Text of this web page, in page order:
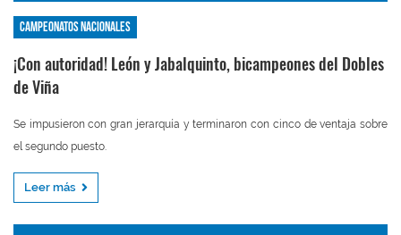
Campeonatos nacionales
¡Con autoridad! León y Jabalquinto, bicampeones del Dobles
de Viña
Se impusieron con gran jerarquía y terminaron con cinco de ventaja sobre
el segundo puesto.
Leer más